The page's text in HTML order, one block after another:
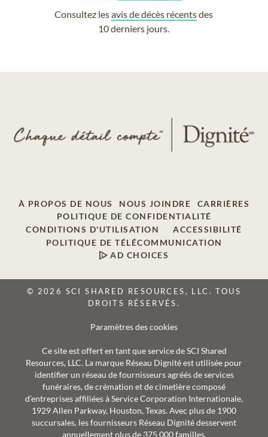
Consultez lesavis de décès récentsdes
10 derniers jours.
À PROPOS DE NOUS NOUS JOINDRE
CARRIÈRES
POLITIQUE DE CONFIDENTIALITÉ
CONDITIONS D'UTILISATION
ACCESSIBILITÉ
POLITIQUE DE TÉLÉCOMMUNICATION
AD CHOICES
© 2026 SCI SHARED RESOURCES, LLC. TOUS
DROITS RÉSERVÉS.
Paramètres des cookies
Ce site est offert en tant que service de SCI Shared
Resources, LLC. La marque Réseau Dignité est utilisée pour
identifier un réseau de fournisseurs agréés de services
funéraires, de crémation et de cimetière composé
d’entreprises affiliées à Service Corporation Internationale,
1929 Allen Parkway, Houston, Texas. Avec plus de 1900
succursales, les fournisseurs Réseau Dignité desservent
annuellement plus de 375 000 familles.